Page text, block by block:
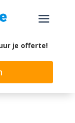
a
je offerte!